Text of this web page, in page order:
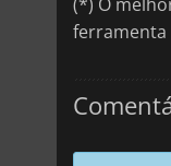
ferramenta